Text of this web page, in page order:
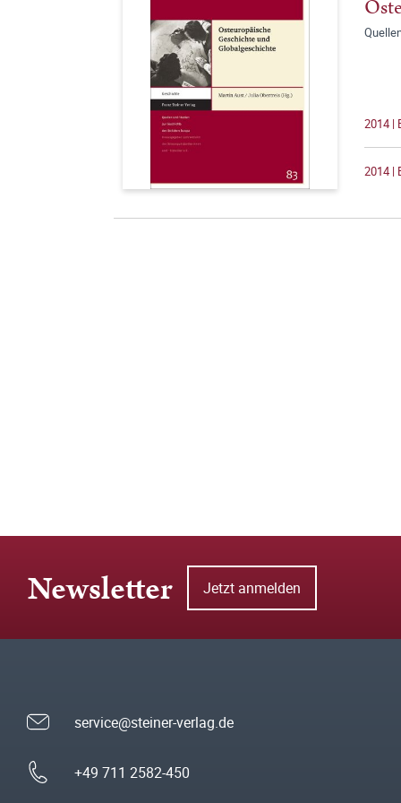
2014 |
2014 |
Newsletter Jetzt anmelden
service@steiner-verlag.de
+49 711 2582-450